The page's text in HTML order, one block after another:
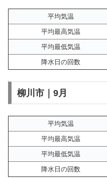
平均気温
平均最高気温
平均最低気温
降水日の回数
柳川市｜9月
平均気温
平均最高気温
平均最低気温
降水日の回数